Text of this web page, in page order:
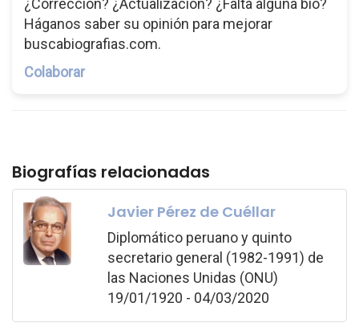
¿Corrección? ¿Actualización? ¿Falta alguna bio?
Háganos saber su opinión para mejorar
buscabiografias.com.
Colaborar
Biografías relacionadas
Javier Pérez de Cuéllar
Diplomático peruano y quinto
secretario general (1982-1991) de
las Naciones Unidas (ONU)
19/01/1920 - 04/03/2020